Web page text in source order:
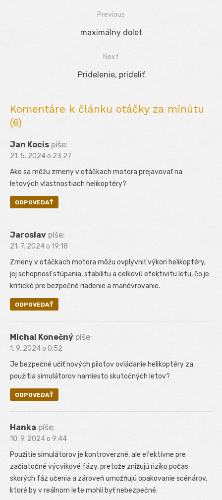
Previous
Previous
maximálny dolet
Next
Next
Pridelenie, prideliť
Komentáre k článku otáčky za minútu
(6)
Jan Kocis píše:
21. 5. 2024 o 23:27
Ako sa môžu zmeny v otáčkach motora prejavovať na
letových vlastnostiach helikoptéry?
ODPOVEDAŤ
Jaroslav píše:
21. 7. 2024 o 19:18
Zmeny v otáčkach motora môžu ovplyvniť výkon helikoptéry,
jej schopnosť stúpania, stabilitu a celkovú efektivitu letu, čo je
kritické pre bezpečné riadenie a manévrovanie.
ODPOVEDAŤ
Michal Konečný píše:
1. 9. 2024 o 0:52
Je bezpečné učiť nových pilotov ovládanie helikoptéry za
použitia simulátorov namiesto skutočných letov?
ODPOVEDAŤ
Hanka píše:
10. 9. 2024 o 9:44
Použitie simulátorov je kontroverzné, ale efektívne pre
začiatočné výcvikové fázy, pretože znižujú riziko počas
skorých fáz učenia a zároveň umožňujú opakovanie scénárov,
ktoré by v reálnom lete mohli byť nebezpečné.